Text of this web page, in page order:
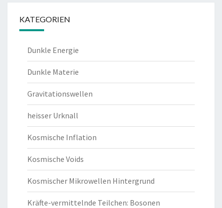
KATEGORIEN
Dunkle Energie
Dunkle Materie
Gravitationswellen
heisser Urknall
Kosmische Inflation
Kosmische Voids
Kosmischer Mikrowellen Hintergrund
Kräfte-vermittelnde Teilchen: Bosonen